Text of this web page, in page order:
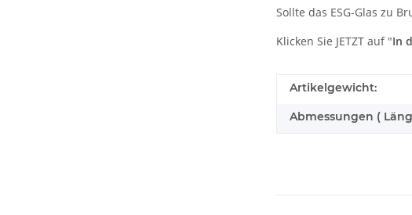
Sollte das ESG-Glas zu
Klicken Sie JETZT auf "In
Artikelgewicht:
Abmessungen (